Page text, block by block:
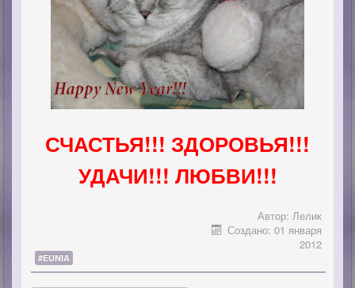
СЧАСТЬЯ!!! ЗДОРОВЬЯ!!!
УДАЧИ!!! ЛЮБВИ!!!
Автор: Лелик
Создано: 01 января
2012
#EUNIA